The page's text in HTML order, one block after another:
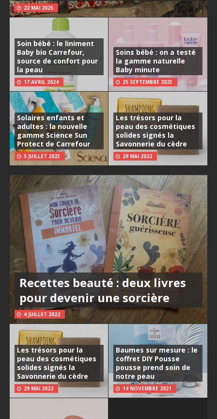
22 MAI 2025
Soin bébé : le liniment
Baby bio Carrefour,
source de confort pour
la peau
17 AVRIL 2024
Soins bébé : on a testé
la gamme naturelle
Baby minute
25 SEPTEMBRE 2023
Solaires enfants et
adultes : la nouvelle
gamme Science Sun
Protect de Carrefour
5 JUILLET 2023
Les trésors pour la
peau des cosmétiques
solides signés la
Savonnerie du cèdre
29 MAI 2022
Recettes beauté : deux livres
pour devenir une sorcière
4 JUILLET 2022
Les trésors pour la
peau des cosmétiques
solides signés la
Savonnerie du cèdre
29 MAI 2022
Baumes sur mesure : le
coffret DIY Pousse
pousse prend soin de
notre peau
14 NOVEMBRE 2021